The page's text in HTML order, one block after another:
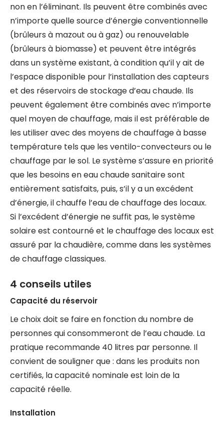
non en l’éliminant. Ils peuvent être combinés avec
n’importe quelle source d’énergie conventionnelle
(brûleurs à mazout ou à gaz) ou renouvelable
(brûleurs à biomasse) et peuvent être intégrés
dans un système existant, à condition qu’il y ait de
l’espace disponible pour l’installation des capteurs
et des réservoirs de stockage d’eau chaude. Ils
peuvent également être combinés avec n’importe
quel moyen de chauffage, mais il est préférable de
les utiliser avec des moyens de chauffage à basse
température tels que les ventilo-convecteurs ou le
chauffage par le sol. Le système s’assure en priorité
que les besoins en eau chaude sanitaire sont
entièrement satisfaits, puis, s’il y a un excédent
d’énergie, il chauffe l’eau de chauffage des locaux.
Si l’excédent d’énergie ne suffit pas, le système
solaire est contourné et le chauffage des locaux est
assuré par la chaudière, comme dans les systèmes
de chauffage classiques.
4 conseils utiles
Capacité du réservoir
Le choix doit se faire en fonction du nombre de
personnes qui consommeront de l’eau chaude. La
pratique recommande 40 litres par personne. Il
convient de souligner que : dans les produits non
certifiés, la capacité nominale est loin de la
capacité réelle.
Installation